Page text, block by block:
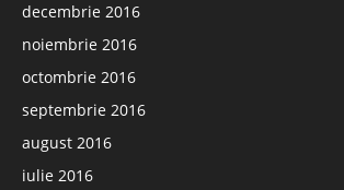
decembrie 2016
noiembrie 2016
octombrie 2016
septembrie 2016
august 2016
iulie 2016